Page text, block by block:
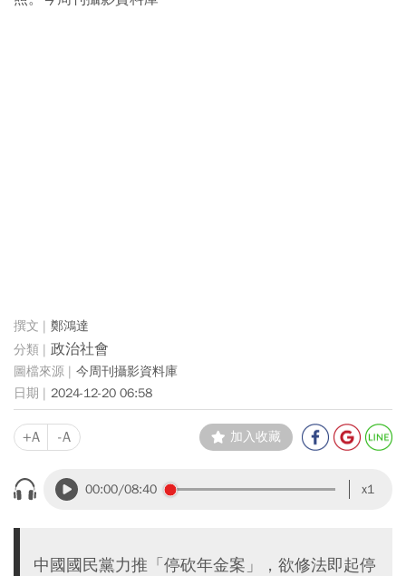
鄭鴻達
政治社會
今周刊攝影資料庫
2024-12-20 06:58
+A -A 加入收藏
00:00/08:40 x1
中國國民黨力推「停砍年金案」，欲修法即起停